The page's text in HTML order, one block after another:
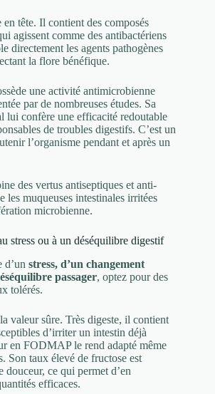
en tête. Il contient des composés
agissent comme des antibactériens
directement les agents pathogènes
la flore bénéfique.
une activité antimicrobienne
par de nombreuses études. Sa
lui confère une efficacité redoutable
de troubles digestifs. C’est un
l’organisme pendant et après un
des vertus antiseptiques et anti-
les muqueuses intestinales irritées
microbienne.
stress ou à un déséquilibre digestif
d’un stress, d’un changement
passager, optez pour des
tolérés.
valeur sûre. Très digeste, il contient
d’irriter un intestin déjà
en FODMAP le rend adapté même
Son taux élevé de fructose est
douceur, ce qui permet d’en
efficaces.